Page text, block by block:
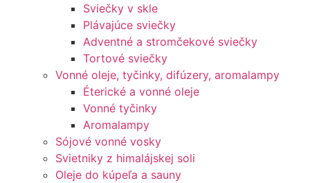
Sviečky v skle
Plávajúce sviečky
Adventné a stromčekové sviečky
Tortové sviečky
Vonné oleje, tyčinky, difúzery, aromalampy
Éterické a vonné oleje
Vonné tyčinky
Aromalampy
Sójové vonné vosky
Svietniky z himalájskej soli
Oleje do kúpeľa a sauny